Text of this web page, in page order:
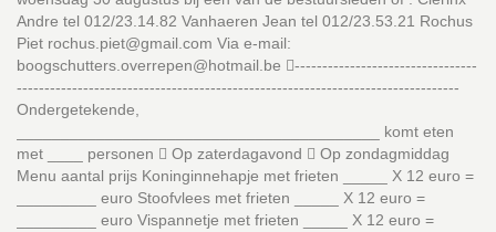
Andre tel 012/23.14.82 Vanhaeren Jean tel 012/23.53.21 Rochus
Piet rochus.piet@gmail.com Via e-mail:
boogschutters.overrepen@hotmail.be ---------------------------------
--------------------------------------------------------------------------------
Ondergetekende,
_________________________________________ komt eten
met ____ personen  Op zaterdagavond  Op zondagmiddag
Menu aantal prijs Koninginnehapje met frieten _____ X 12 euro =
_________ euro Stoofvlees met frieten _____ X 12 euro =
_________ euro Vispannetje met frieten _____ X 12 euro =